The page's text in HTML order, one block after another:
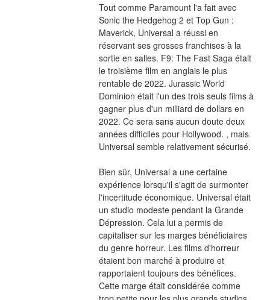
Tout comme Paramount l'a fait avec
Sonic the Hedgehog 2 et Top Gun :
Maverick, Universal a réussi en
réservant ses grosses franchises à la
sortie en salles. F9: The Fast Saga était
le troisième film en anglais le plus
rentable de 2022. Jurassic World
Dominion était l'un des trois seuls films à
gagner plus d'un milliard de dollars en
2022. Ce sera sans aucun doute deux
années difficiles pour Hollywood. , mais
Universal semble relativement sécurisé.
Bien sûr, Universal a une certaine
expérience lorsqu'il s'agit de surmonter
l'incertitude économique. Universal était
un studio modeste pendant la Grande
Dépression. Cela lui a permis de
capitaliser sur les marges bénéficiaires
du genre horreur. Les films d'horreur
étaient bon marché à produire et
rapportaient toujours des bénéfices.
Cette marge était considérée comme